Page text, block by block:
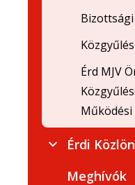
Érd MJV
Működési
Érdi
Meghívók